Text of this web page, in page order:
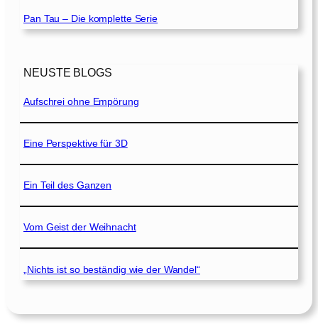
Pan Tau – Die komplette Serie
NEUSTE BLOGS
Aufschrei ohne Empörung
Eine Perspektive für 3D
Ein Teil des Ganzen
Vom Geist der Weihnacht
„Nichts ist so beständig wie der Wandel“